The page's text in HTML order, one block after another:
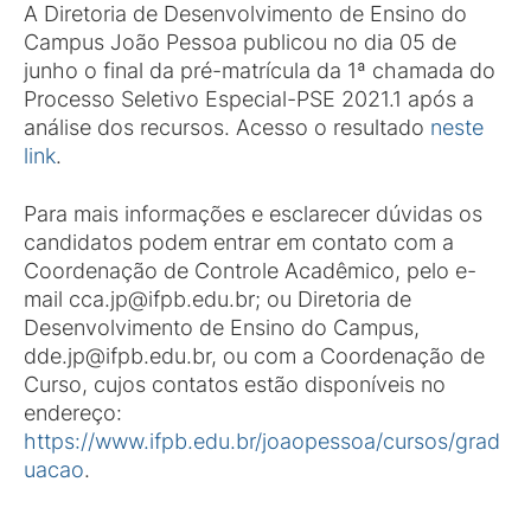
A Diretoria de Desenvolvimento de Ensino do
Campus João Pessoa publicou no dia 05 de
junho o final da pré-matrícula da 1ª chamada do
Processo Seletivo Especial-PSE 2021.1 após a
análise dos recursos. Acesso o resultado neste
link.
Para mais informações e esclarecer dúvidas os
candidatos podem entrar em contato com a
Coordenação de Controle Acadêmico, pelo e-
mail cca.jp@ifpb.edu.br; ou Diretoria de
Desenvolvimento de Ensino do Campus,
dde.jp@ifpb.edu.br, ou com a Coordenação de
Curso, cujos contatos estão disponíveis no
endereço:
https://www.ifpb.edu.br/joaopessoa/cursos/grad
uacao.